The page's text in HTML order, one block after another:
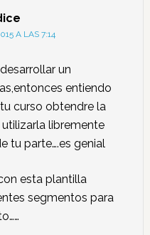
A LAS 7:14
un
entiendo
curso obtendre la
libremente
tu parte….es genial
esta plantilla
segmentos para